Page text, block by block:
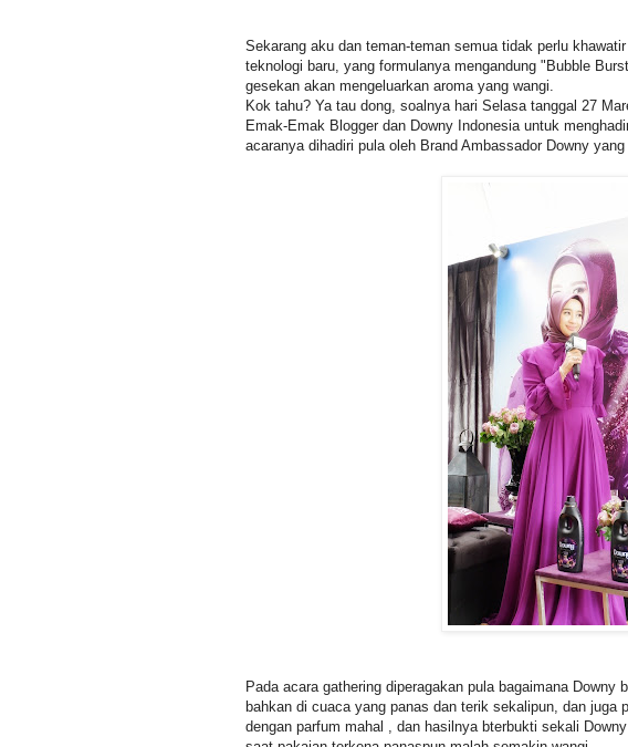
Sekarang aku dan teman-teman semua tidak perlu
teknologi baru, yang formulanya mengandung "Bubble
gesekan akan mengeluarkan aroma yang wangi.
Kok tahu? Ya tau dong, soalnya hari Selasa tanggal 27
Emak-Emak Blogger dan Downy Indonesia untuk
acaranya dihadiri pula oleh Brand Ambassador Downy
Pada acara gathering diperagakan pula bagaimana Downy
bahkan di cuaca yang panas dan terik sekalipun, dan juga
dengan parfum mahal , dan hasilnya bterbukti sekali